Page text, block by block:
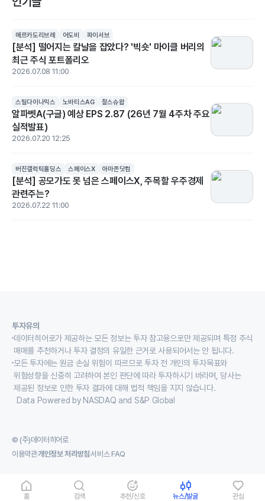
홈 검색 추천/신호 뉴스/발굴 관심
메르카도리브레 어도비 파이서브
[분석] 떨어지는 칼날을 잡았다? '빅숏' 마이클 버리의
최근 주식 포트폴리오
2026.07.08 11:00
스틸다이나믹스 노바티스AG 찰스슈왑
알파벳A(구글) 예상 EPS 2.87 (26년 7월 4주차 주요
실적발표)
2026.07.20 12:25
버진갤럭틱홀딩스 스페이스X 아마존닷컴
[분석] 공모가도 못 넘은 스페이스X, 주목할 우주경제
관련주는?
2026.07.22 11:00
투자유의
데이터히어로가 제공하는 모든 정보는 투자 참고용으로만 제공되며 특정 주식
매매를 추천하거나 투자 결정의 유일한 근거로 사용되어서는 안 됩니다.
모든 투자에는 원금 손실 위험이 따르므로 투자 전 개인의 투자목표와
위험성향을 신중히 고려하여 본인 판단에 따라 투자하시기 바라며, 당사는
제공된 정보로 인한 투자 결과에 대해 법적 책임을 지지 않습니다.
Data Powered by NASDAQ and S&P Global
© (주)데이터히어로
이용약관개인정보 처리방침서비스 FAQ